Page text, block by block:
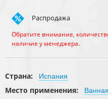
Распродажа
Обратите внимание,
наличие у менеджера.
Страна: Испания
Место применения: